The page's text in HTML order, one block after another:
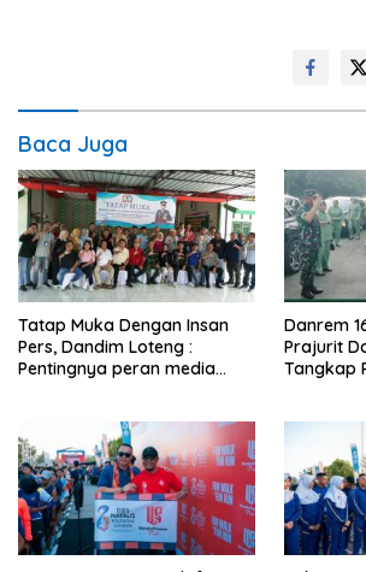
Baca Juga
Tatap Muka Dengan Insan
Pers, Dandim Loteng :
Pentingnya peran media
obyektif
Danrem
Prajurit
Tangkap